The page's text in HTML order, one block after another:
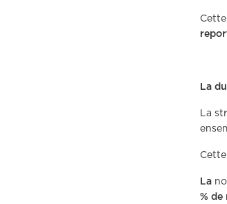
La
La
La
% de